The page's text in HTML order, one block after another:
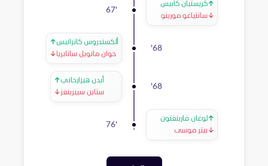
↑كريستيان كابيس
↓سانتياغو مورينو
67'
68
'
↑ألكسندروس كاترانيس
↓ خوان مانويل سانابريا
68
'
↑أيدن هيزارخاني
↓ستاين سبيرينغز
↑لوغان فارينغتون
↓ بيتر موسى
76'